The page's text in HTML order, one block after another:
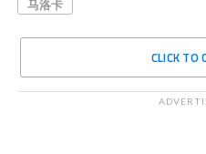
马洛卡
CLICK TO